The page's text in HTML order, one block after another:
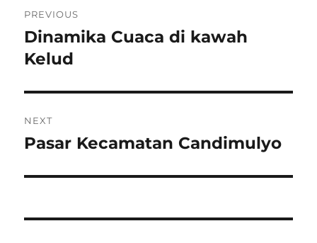
navigation
PREVIOUS
Previous
post:
Dinamika Cuaca di kawah
Kelud
NEXT
Next
Pasar Kecamatan Candimulyo